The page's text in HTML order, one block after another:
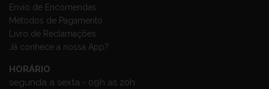
Envio de Encomendas
Métodos de Pagamento
Livro de Reclamações
Já conhece a nossa App?
HORÁRIO
segunda a sexta - 09h às 20h